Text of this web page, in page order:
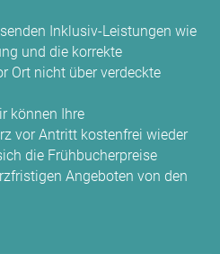
Inklusiv-Leistungen wie
und die korrekte
Ort nicht über verdeckte
können Ihre
vor Antritt kostenfrei wieder
die Frühbucherpreise
Angeboten von den